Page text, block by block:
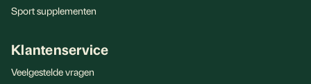
Sport supplementen
Klantenservice
Veelgestelde vragen